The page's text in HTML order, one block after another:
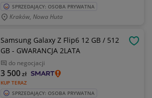
SPRZEDAJĄCY: OSOBA PRYWATNA
Kraków, Nowa Huta
Samsung Galaxy Z Flip6 12 GB / 512
GB - GWARANCJA 2LATA
do negocjacji
KUP TERAZ
3 500zł
SPRZEDAJĄCY: OSOBA PRYWATNA